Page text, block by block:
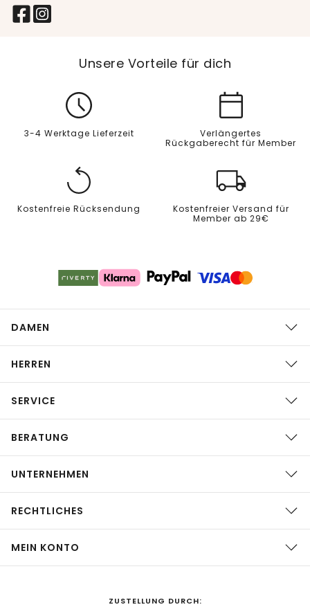
Unsere Vorteile für dich
3-4 Werktage Lieferzeit
Verlängertes
Rückgaberecht für Member
Kostenfreie Rücksendung
Kostenfreier Versand für
Member ab 29€
DAMEN
HERREN
SERVICE
BERATUNG
UNTERNEHMEN
RECHTLICHES
MEIN KONTO
ZUSTELLUNG DURCH: